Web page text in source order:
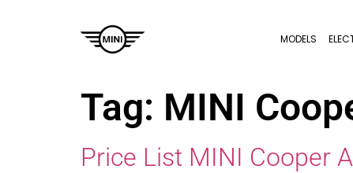
MODELS
Tag: MINI
Price List MINI Cooper